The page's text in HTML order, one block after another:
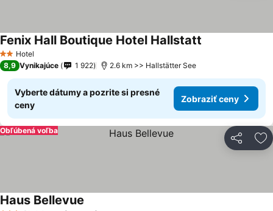
2 Počet hviezdičiek
Hotel
Fenix Hall Boutique Hotel Hallstatt
8,9 Vynikajúce 1 922 2.6 km >> Hallstätter See
Vyberte dátumy a pozrite si presné
ceny
Zobraziť ceny
Zdieľať
Obľúbená voľba
Haus Bellevue